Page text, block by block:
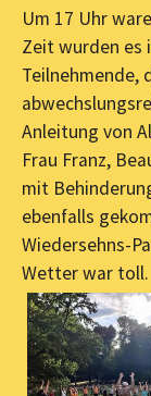
Um 17 Uhr
Zeit wurden es
Teilnehmende,
Anleitung von
Frau Franz,
mit
ebenfalls
Wiedersehns-
Wetter war toll.